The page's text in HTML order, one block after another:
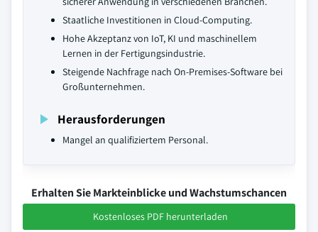
Staatliche Investitionen in Cloud-Computing.
Hohe Akzeptanz von IoT, KI und maschinellem
Lernen in der Fertigungsindustrie.
Steigende Nachfrage nach On-Premises-Software bei
Großunternehmen.
Herausforderungen
Mangel an qualifiziertem Personal.
Erhalten Sie Markteinblicke und Wachstumschancen
Kostenloses PDF herunterladen